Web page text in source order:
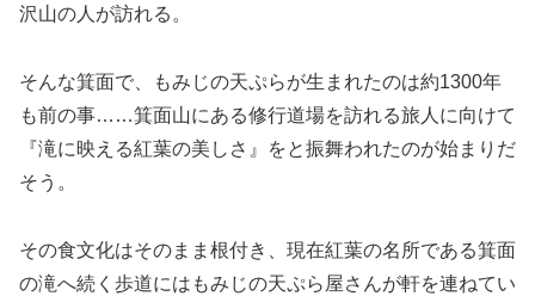
沢山の人が訪れる。
そんな箕面で、もみじの天ぷらが生まれたのは約1300年
も前の事……箕面山にある修行道場を訪れる旅人に向けて
『滝に映える紅葉の美しさ』をと振舞われたのが始まりだ
そう。
その食文化はそのまま根付き、現在紅葉の名所である箕面
の滝へ続く歩道にはもみじの天ぷら屋さんが軒を連ねてい